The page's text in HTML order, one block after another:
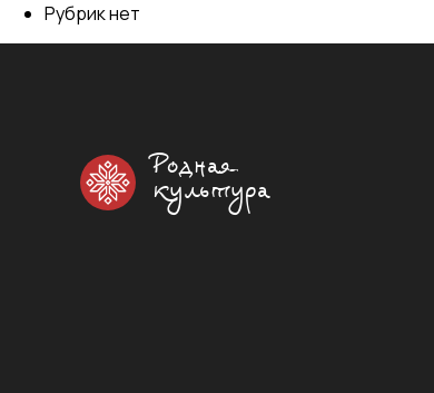
Рубрик нет
Родная
культура